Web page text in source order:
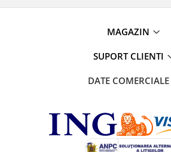
MAGAZIN
SUPORT CLIENTI
DATE COMERCIALE